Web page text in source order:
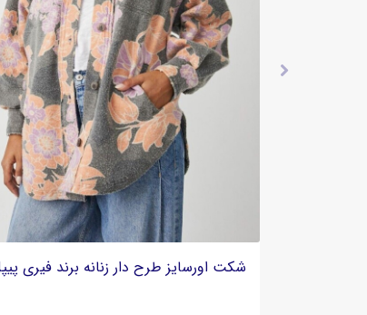
کت جین زنانه زاپدار برند DL1961 - مدل Clyde Classic